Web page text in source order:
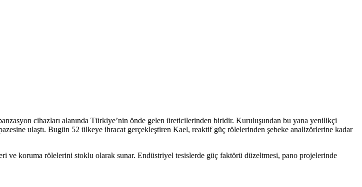
cihazları alanında Türkiye’nin önde gelen üreticilerinden biridir. Kuruluşundan bu yana yenilikçi
ulaştı. Bugün 52 ülkeye ihracat gerçekleştiren Kael, reaktif güç rölelerinden şebeke analizörlerine kadar
koruma rölelerini stoklu olarak sunar. Endüstriyel tesislerde güç faktörü düzeltmesi, pano projelerinde